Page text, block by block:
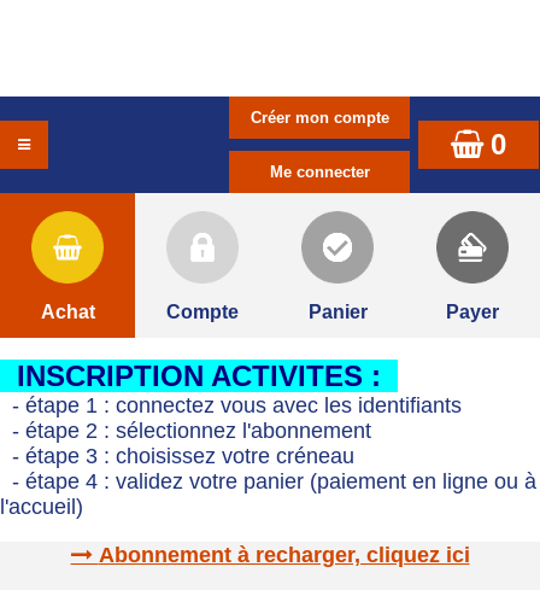
0
Achat Compte Panier Payer
INSCRIPTION ACTIVITES :
- étape 1 : connectez vous avec les identifiants
- étape 2 : sélectionnez l'abonnement
- étape 3 : choisissez votre créneau
- étape 4 : validez votre panier (paiement en ligne ou à
l'accueil)
Abonnement à recharger, cliquez ici